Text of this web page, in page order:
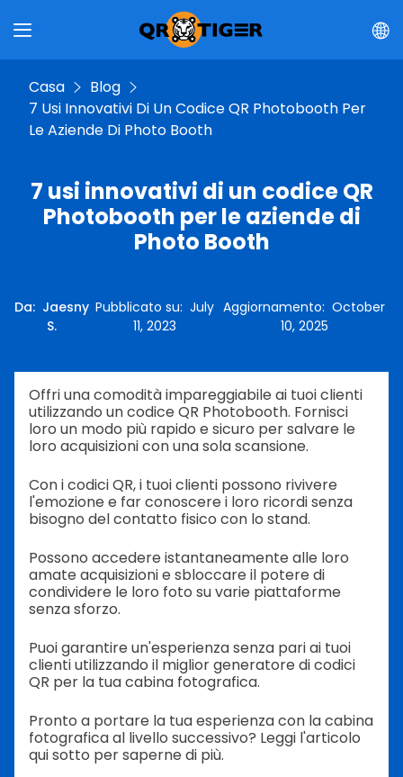
Casa
Blog
7 Usi Innovativi Di Un Codice QR Photobooth Per
Le Aziende Di Photo Booth
7 usi innovativi di un codice QR
Photobooth per le aziende di
Photo Booth
Da: Jaesny
S.
Pubblicato su: July
11, 2023
Aggiornamento:October
10, 2025
Offri una comodità impareggiabile ai tuoi clienti
utilizzando un codice QR Photobooth. Fornisci
loro un modo più rapido e sicuro per salvare le
loro acquisizioni con una sola scansione.
Con i codici QR, i tuoi clienti possono rivivere
l'emozione e far conoscere i loro ricordi senza
bisogno del contatto fisico con lo stand.
Possono accedere istantaneamente alle loro
amate acquisizioni e sbloccare il potere di
condividere le loro foto su varie piattaforme
senza sforzo.
Puoi garantire un'esperienza senza pari ai tuoi
clienti utilizzando il miglior generatore di codici
QR per la tua cabina fotografica.
Pronto a portare la tua esperienza con la cabina
fotografica al livello successivo? Leggi l'articolo
qui sotto per saperne di più.